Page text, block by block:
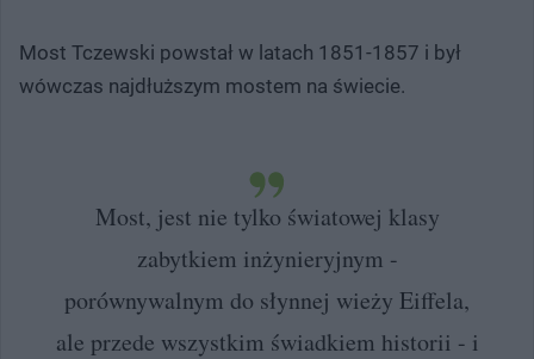
Most Tczewski powstał w latach 1851-1857 i był
wówczas najdłuższym mostem na świecie.
Most, jest nie tylko światowej klasy
zabytkiem inżynieryjnym -
porównywalnym do słynnej wieży Eiffela,
ale przede wszystkim świadkiem historii - i